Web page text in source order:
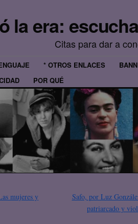
la era:
Citas para dar a
* OTROS ENLACES
POR QUÉ
mujeres y
Safo, por Luz
patriarcado y